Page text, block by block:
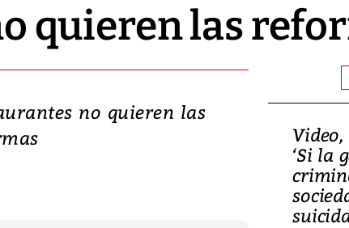
quieren las
no quieren las
Video, Japón: Terremoto
‘Si la